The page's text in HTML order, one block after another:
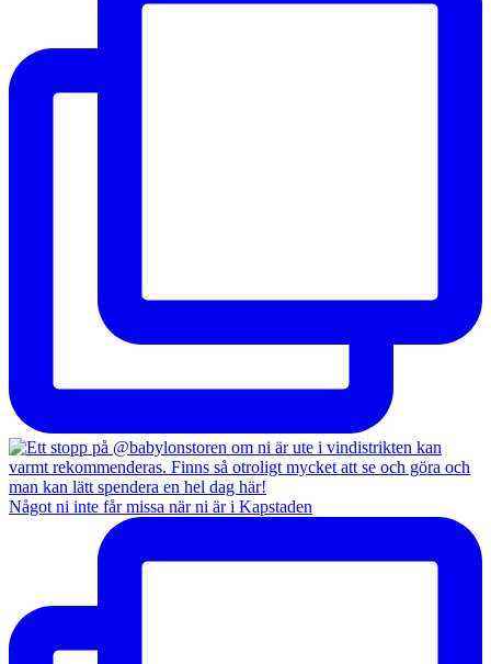
Något ni inte får missa när ni är i Kapstaden